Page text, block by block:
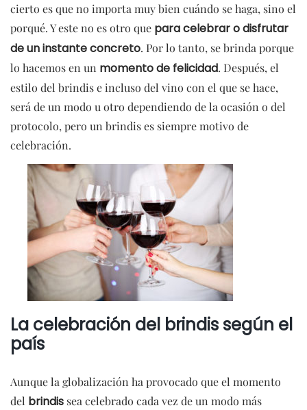
cierto es que no importa muy bien cuándo se haga, sino el
porqué. Y este no es otro que para celebrar o disfrutar
de un instante concreto. Por lo tanto, se brinda porque
lo hacemos en un momento de felicidad. Después, el
estilo del brindis e incluso del vino con el que se hace,
será de un modo u otro dependiendo de la ocasión o del
protocolo, pero un brindis es siempre motivo de
celebración.
La celebración del brindis según el
país
Aunque la globalización ha provocado que el momento
del brindis sea celebrado cada vez de un modo más